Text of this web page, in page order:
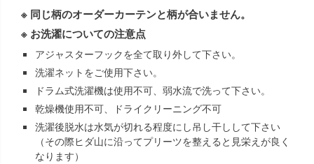
※ 同じ柄のオーダーカーテンと柄が合いません。
※ お洗濯についての注意点
アジャスターフックを全て取り外して下さい。
洗濯ネットをご使用下さい。
ドラム式洗濯機は使用不可、弱水流で洗って下さい。
乾燥機使用不可、ドライクリーニング不可
洗濯後脱水は水気が切れる程度にし吊し干しして下さい
（その際ヒダ山に沿ってプリーツを整えると見栄えが良く
なります）